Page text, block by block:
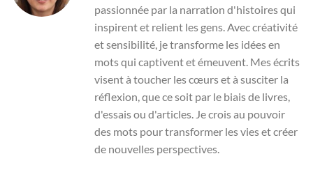
passionnée par la narration d'histoires qui
inspirent et relient les gens. Avec créativité
et sensibilité, je transforme les idées en
mots qui captivent et émeuvent. Mes écrits
visent à toucher les cœurs et à susciter la
réflexion, que ce soit par le biais de livres,
d'essais ou d'articles. Je crois au pouvoir
des mots pour transformer les vies et créer
de nouvelles perspectives.